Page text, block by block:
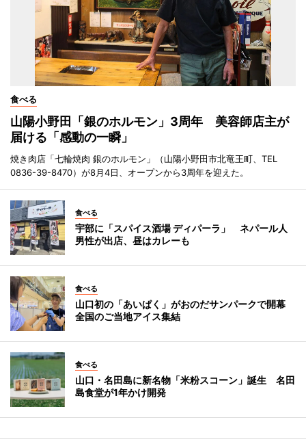
食べる
山陽小野田「銀のホルモン」3周年 美容師店主が
届ける「感動の一瞬」
焼き肉店「七輪焼肉 銀のホルモン」（山陽小野田市北竜王町、TEL
0836-39-8470）が8月4日、オープンから3周年を迎えた。
食べる
宇部に「スパイス酒場 ディパーラ」 ネパール人
男性が出店、昼はカレーも
食べる
山口初の「あいぱく」がおのだサンパークで開幕
全国のご当地アイス集結
食べる
山口・名田島に新名物「米粉スコーン」誕生 名田
島食堂が1年かけ開発